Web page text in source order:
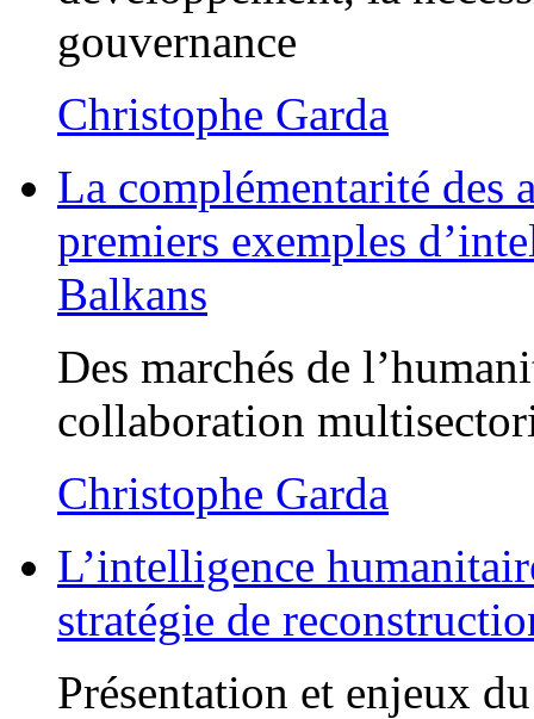
gouvernance
Christophe Garda
La complémentarité des
premiers exemples
Balkans
Des marchés de
collaboration
Christophe Garda
L’intelligence
stratégie de
Présentation et enjeux